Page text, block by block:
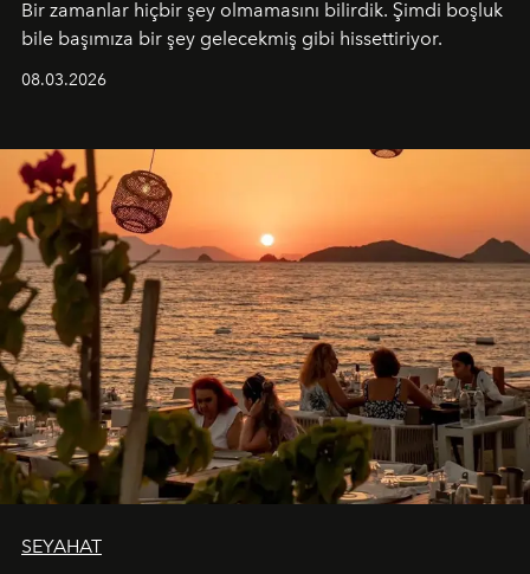
Bir zamanlar hiçbir şey olmamasını bilirdik. Şimdi boşluk
bile başımıza bir şey gelecekmiş gibi hissettiriyor.
08.03.2026
SEYAHAT